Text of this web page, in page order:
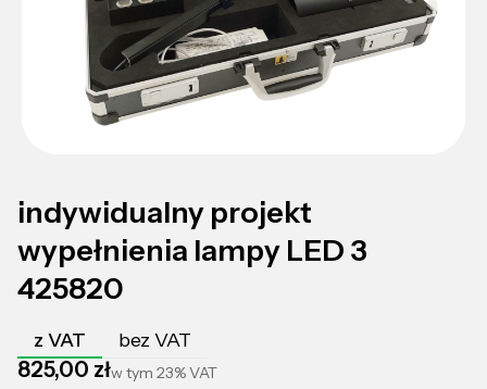
indywidualny projekt
wypełnienia lampy LED 3
425820
z VAT bez VAT
Cena
825,00 złw tym 23%VAT